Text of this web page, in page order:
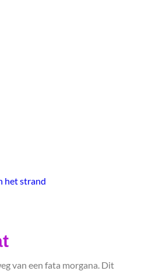
het strand
van een fata morgana. Dit